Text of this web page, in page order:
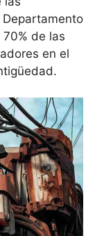
de las
en el